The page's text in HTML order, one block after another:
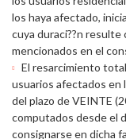
los haya afectado,
cuya duraci??n resulte
mencionados en el
El resarcimiento
usuarios afectados en
del plazo de VEINTE
computados desde el
consignarse en dicha